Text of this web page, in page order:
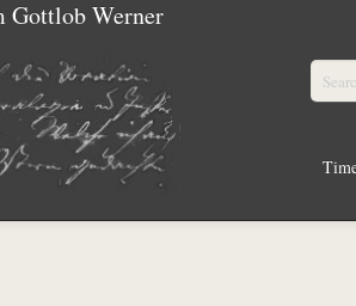
Gottlob Werner